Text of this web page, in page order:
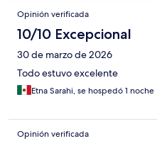
Opinión verificada
10/10 Excepcional
30 de marzo de 2026
Todo estuvo excelente
Etna Sarahi, se hospedó 1 noche
Opinión verificada